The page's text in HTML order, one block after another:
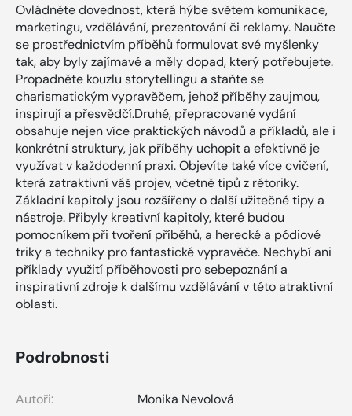
Ovládněte dovednost, která hýbe světem komunikace,
marketingu, vzdělávání, prezentování či reklamy. Naučte
se prostřednictvím příběhů formulovat své myšlenky
tak, aby byly zajímavé a měly dopad, který potřebujete.
Propadněte kouzlu storytellingu a staňte se
charismatickým vypravěčem, jehož příběhy zaujmou,
inspirují a přesvědčí.Druhé, přepracované vydání
obsahuje nejen více praktických návodů a příkladů, ale i
konkrétní struktury, jak příběhy uchopit a efektivně je
využívat v každodenní praxi. Objevíte také více cvičení,
která zatraktivní váš projev, včetně tipů z rétoriky.
Základní kapitoly jsou rozšířeny o další užitečné tipy a
nástroje. Přibyly kreativní kapitoly, které budou
pomocníkem při tvoření příběhů, a herecké a pódiové
triky a techniky pro fantastické vypravěče. Nechybí ani
příklady využití příběhovosti pro sebepoznání a
inspirativní zdroje k dalšímu vzdělávání v této atraktivní
oblasti.
Podrobnosti
Autoři:
Monika Nevolová